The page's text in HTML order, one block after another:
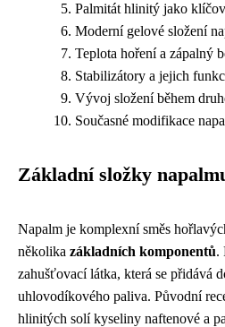
Palmitát hlinitý jako
Moderní gelové složení
Teplota hoření a zápalný
Stabilizátory a jejich
Vývoj složení během
Současné modifikace
Základní složky
Napalm je komplexní směs
několika základních komponentů.
zahušťovací látka, která se přidává
uhlovodíkového paliva. Původní
hlinitých solí kyseliny naftenové a